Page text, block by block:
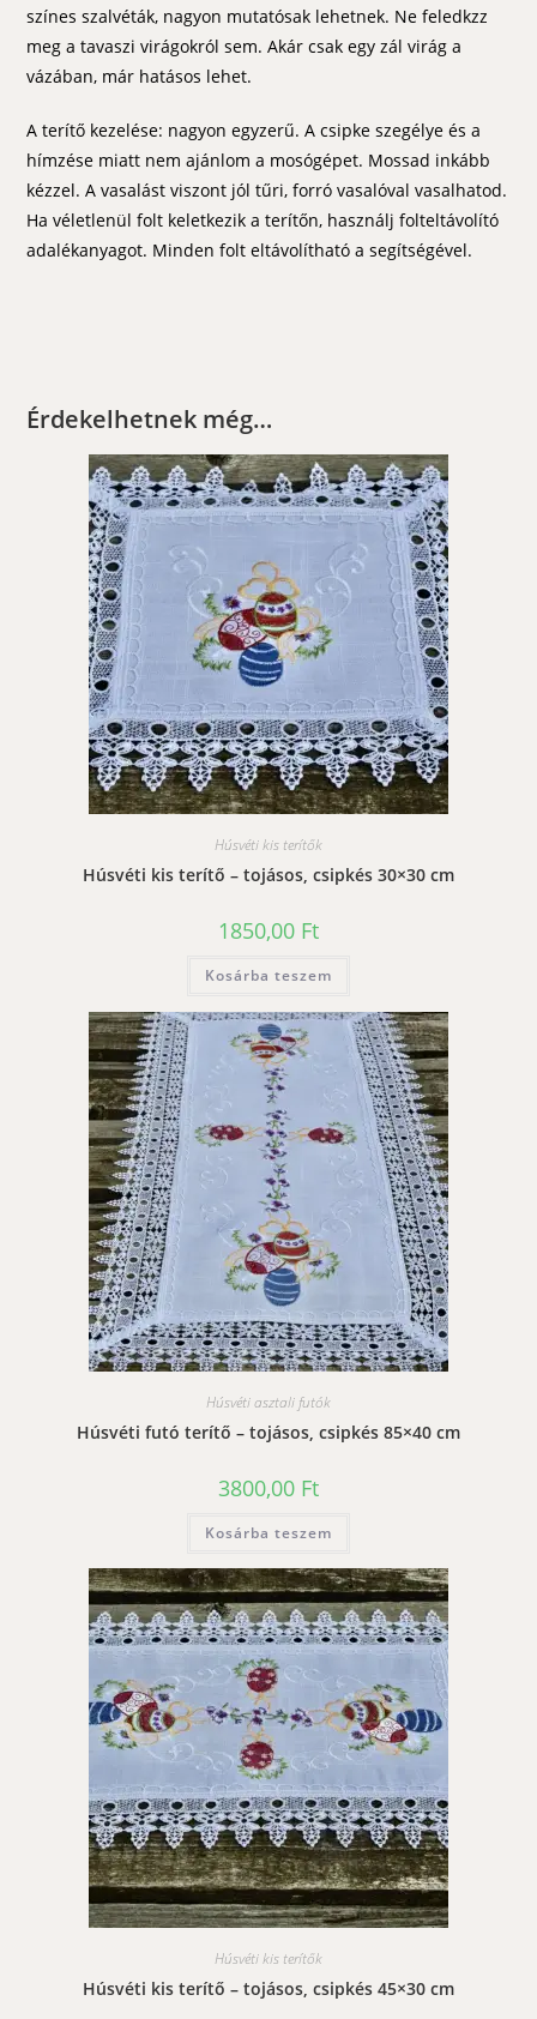
színes szalvéták, nagyon mutatósak lehetnek. Ne feledkzz
meg a tavaszi virágokról sem. Akár csak egy zál virág a
vázában, már hatásos lehet.
A terítő kezelése: nagyon egyzerű. A csipke szegélye és a
hímzése miatt nem ajánlom a mosógépet. Mossad inkább
kézzel. A vasalást viszont jól tűri, forró vasalóval vasalhatod.
Ha véletlenül folt keletkezik a terítőn, használj folteltávolító
adalékanyagot. Minden folt eltávolítható a segítségével.
Érdekelhetnek még…
Húsvéti kis terítők
Húsvéti kis terítő – tojásos, csipkés 30×30 cm
1850,00 Ft
Kosárba teszem
Húsvéti asztali futók
Húsvéti futó terítő – tojásos, csipkés 85×40 cm
3800,00 Ft
Kosárba teszem
Húsvéti kis terítők
Húsvéti kis terítő – tojásos, csipkés 45×30 cm